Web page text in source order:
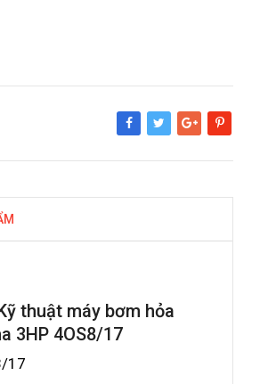
Share Tweet Google+Pinterest
thuật máy bơm hỏa
3HP 4OS8/17
17